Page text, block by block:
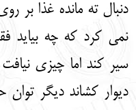
دنبال ته مانده غذا
نمی کرد که چه بیاید
سیر کند اما چیزی
دیوار کشاند دیگر